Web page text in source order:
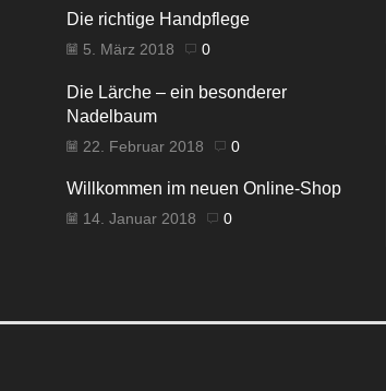
Die richtige Handpflege
5. März 2018 0
Die Lärche – ein besonderer
Nadelbaum
22. Februar 2018 0
Willkommen im neuen Online-Shop
14. Januar 2018 0